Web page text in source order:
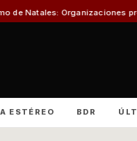
productivas exigen
ESTÉREO BDR